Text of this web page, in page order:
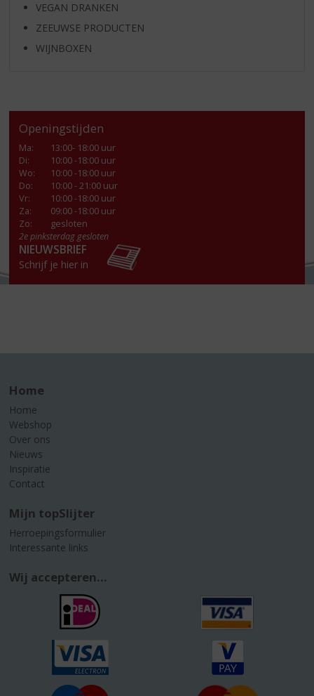
VEGAN DRANKEN
ZEEUWSE PRODUCTEN
WIJNBOXEN
Openingstijden
Ma:
13:00- 18:00 uur
Di:
10:00 -18:00 uur
Wo:
10:00 -18:00 uur
Do:
10:00 - 21:00 uur
Vr:
10:00 -18:00 uur
Za:
09:00 -18:00 uur
Zo:
gesloten
2e pinksterdag gesloten
NIEUWSBRIEF
Schrijf je hier in
Home
Home
Webshop
Over ons
Nieuws
Inspiratie
Contact
Mijn topSlijter
Herroepingsformulier
Interessante links
Wij accepteren...